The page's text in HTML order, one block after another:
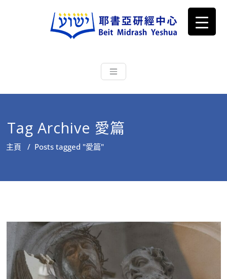
耶書亞研經中心
根源明白聖經，成為更好的門徒
Tag Archive 愛篇
主頁 / Posts tagged "愛篇"